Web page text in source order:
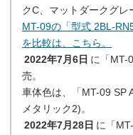
クC、マットダークグレ
MT-09の「型式 2BL-
を比較は、こちら。
2022年7月6日 に「MT-
売。
車体色は、「MT-09 SP
メタリック2)。
2022年7月28日 に「